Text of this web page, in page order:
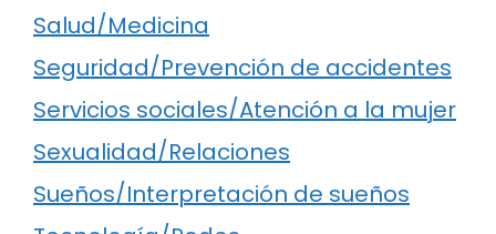
Salud/Medicina
Seguridad/Prevención de accidentes
Servicios sociales/Atención a la mujer
Sexualidad/Relaciones
Sueños/Interpretación de sueños